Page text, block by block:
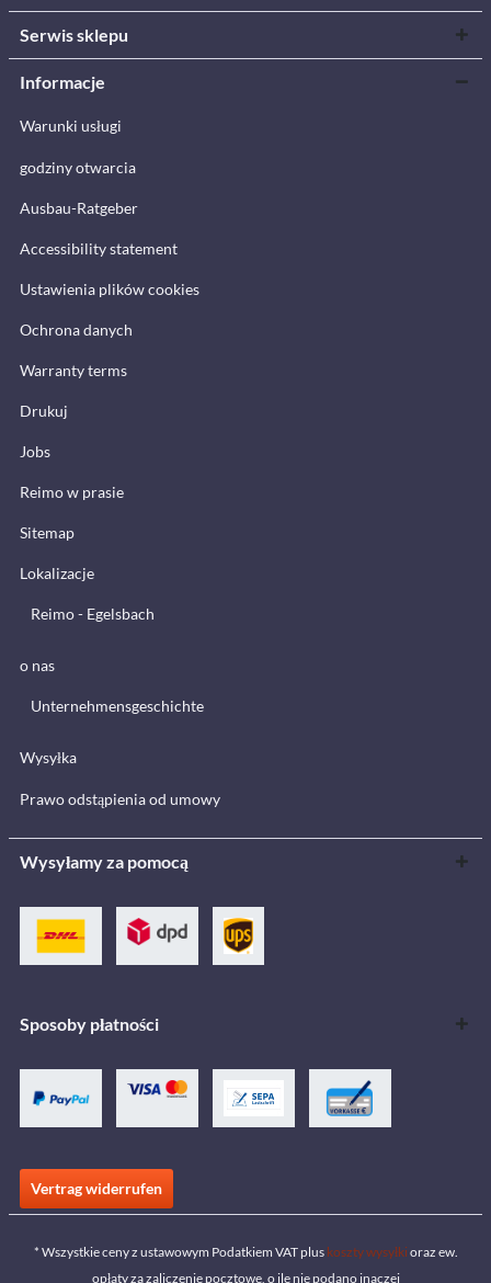
Serwis sklepu
Informacje
Warunki usługi
godziny otwarcia
Ausbau-Ratgeber
Accessibility statement
Ustawienia plików cookies
Ochrona danych
Warranty terms
Drukuj
Jobs
Reimo w prasie
Sitemap
Lokalizacje
Reimo - Egelsbach
o nas
Unternehmensgeschichte
Wysyłka
Prawo odstąpienia od umowy
Wysyłamy za pomocą
Sposoby płatności
Vertrag widerrufen
* Wszystkie ceny z ustawowym Podatkiem VAT plus koszty wysyłki oraz ew.
opłaty za zaliczenie pocztowe, o ile nie podano inaczej